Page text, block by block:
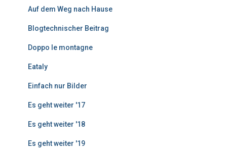
Auf dem Weg nach Hause
Blogtechnischer Beitrag
Doppo le montagne
Eataly
Einfach nur Bilder
Es geht weiter '17
Es geht weiter '18
Es geht weiter '19